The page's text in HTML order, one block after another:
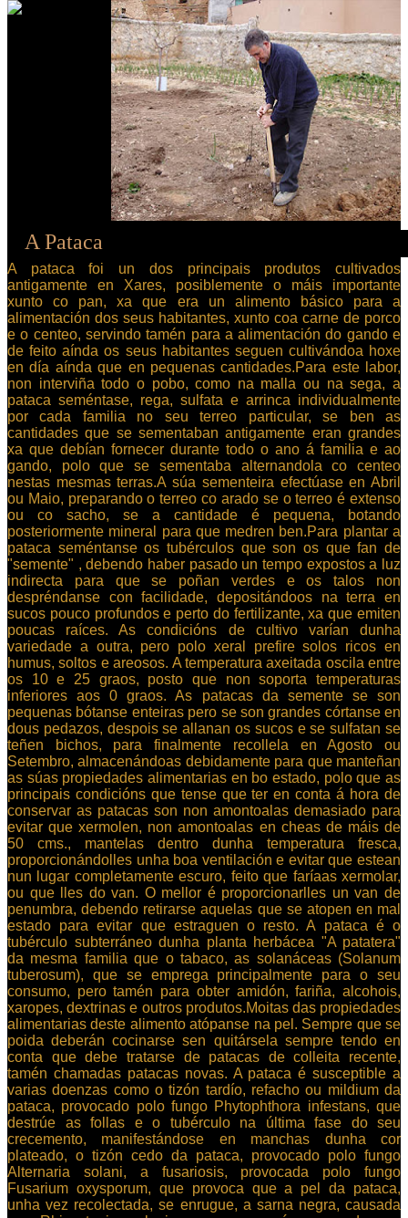
A pataca foi un dos principais produtos cultivados
antigamente en Xares, posiblemente o máis importante
xunto co pan, xa que era un alimento básico para a
alimentación dos seus habitantes, xunto coa carne de porco
e o centeo, servindo tamén para a alimentación do gando e
de feito aínda os seus habitantes seguen cultivándoa hoxe
en día aínda que en pequenas cantidades.Para este labor,
non interviña todo o pobo, como na malla ou na sega, a
pataca seméntase, rega, sulfata e arrinca individualmente
por cada familia no seu terreo particular, se ben as
cantidades que se sementaban antigamente eran grandes
xa que debían fornecer durante todo o ano á familia e ao
gando, polo que se sementaba alternandola co centeo
nestas mesmas terras.A súa sementeira efectúase en Abril
ou Maio, preparando o terreo co arado se o terreo é extenso
ou co sacho, se a cantidade é pequena, botando
posteriormente mineral para que medren ben.Para plantar a
pataca seméntanse os tubérculos que son os que fan de
"semente" , debendo haber pasado un tempo expostos a luz
indirecta para que se poñan verdes e os talos non
despréndanse con facilidade, depositándoos na terra en
sucos pouco profundos e perto do fertilizante, xa que emiten
poucas raíces. As condicións de cultivo varían dunha
variedade a outra, pero polo xeral prefire solos ricos en
humus, soltos e areosos. A temperatura axeitada oscila entre
os 10 e 25 graos, posto que non soporta temperaturas
inferiores aos 0 graos. As patacas da semente se son
pequenas bótanse enteiras pero se son grandes córtanse en
dous pedazos, despois se allanan os sucos e se sulfatan se
teñen bichos, para finalmente recollela en Agosto ou
Setembro, almacenándoas debidamente para que manteñan
as súas propiedades alimentarias en bo estado, polo que as
principais condicións que tense que ter en conta á hora de
conservar as patacas son non amontoalas demasiado para
evitar que xermolen, non amontoalas en cheas de máis de
50 cms., mantelas dentro dunha temperatura fresca,
proporcionándolles unha boa ventilación e evitar que estean
nun lugar completamente escuro, feito que faríaas xermolar,
ou que lles do van. O mellor é proporcionarlles un van de
penumbra, debendo retirarse aquelas que se atopen en mal
estado para evitar que estraguen o resto. A pataca é o
tubérculo subterráneo dunha planta herbácea "A patatera"
da mesma familia que o tabaco, as solanáceas (Solanum
tuberosum), que se emprega principalmente para o seu
consumo, pero tamén para obter amidón, fariña, alcohois,
xaropes, dextrinas e outros produtos.Moitas das propiedades
alimentarias deste alimento atópanse na pel. Sempre que se
poida deberán cocinarse sen quitársela sempre tendo en
conta que debe tratarse de patacas de colleita recente,
tamén chamadas patacas novas. A pataca é susceptible a
varias doenzas como o tizón tardío, refacho ou mildium da
pataca, provocado polo fungo Phytophthora infestans, que
destrúe as follas e o tubérculo na última fase do seu
crecemento, manifestándose en manchas dunha cor
plateado, o tizón cedo da pataca, provocado polo fungo
Alternaria solani, a fusariosis, provocada polo fungo
Fusarium oxysporum, que provoca que a pel da pataca,
unha vez recolectada, se enrugue, a sarna negra, causada